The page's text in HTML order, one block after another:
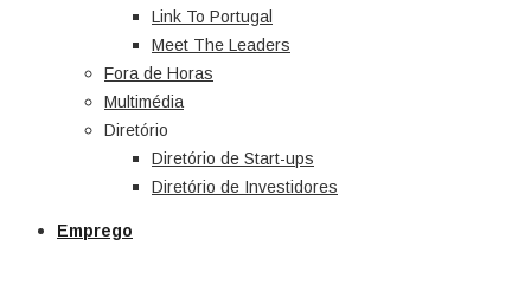
Link To Portugal
Meet The Leaders
Fora de Horas
Multimédia
Diretório
Diretório de Start-ups
Diretório de Investidores
Emprego